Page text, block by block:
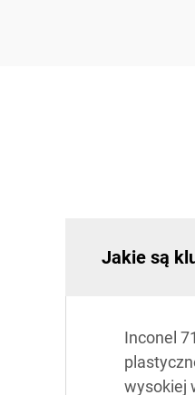
Jakie są
Inconel
wysokiej